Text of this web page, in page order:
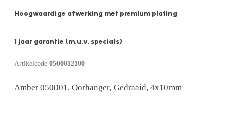
Hoogwaardige afwerking met premium plating
1 jaar garantie (m.u.v. specials)
Artikelcode 0500012100
Amber 050001, Oorhanger, Gedraaid, 4x10mm